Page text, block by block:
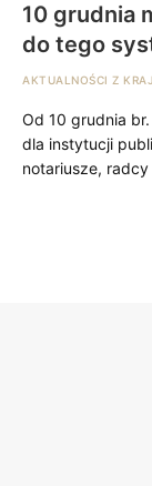
10 grudnia
do tego
AKTUALNOŚCI Z
Od 10 grudnia
dla instytucji
notariusze,